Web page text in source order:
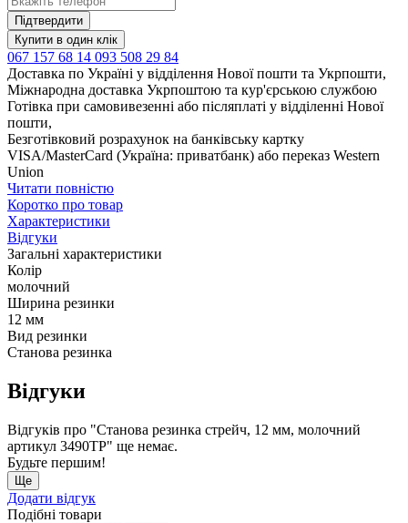
Підтвердити
Купити в один клік
067 157 68 14 093 508 29 84
Доставка по Україні у відділення Нової пошти та Укрпошти,
Міжнародна доставка Укрпоштою та кур'єрською службою
Готівка при самовивезенні або післяплаті у відділенні Нової
пошти,
Безготівковий розрахунок на банківську картку
VISA/MasterCard (Україна: приватбанк) або переказ Western
Union
Читати повністю
Коротко про товар
Характеристики
Відгуки
Загальні характеристики
Колір
молочний
Ширина резинки
12 мм
Вид резинки
Станова резинка
Відгуки
Відгуків про "Станова резинка стрейч, 12 мм, молочний
артикул 3490ТР" ще немає.
Будьте першим!
Ще
Додати відгук
Подібні товари